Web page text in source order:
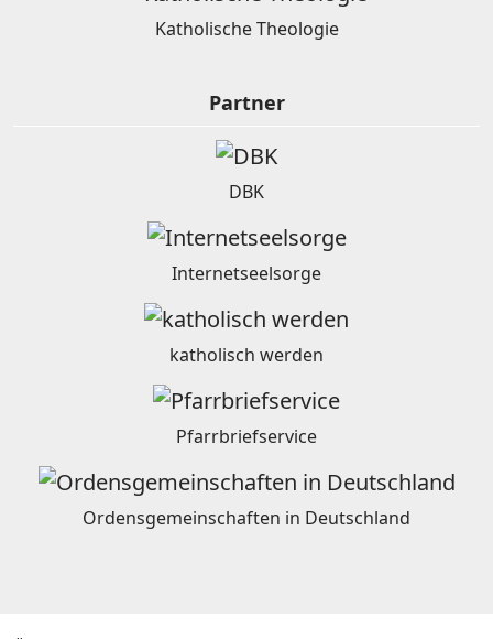
Katholische Theologie
Partner
DBK
Internetseelsorge
katholisch werden
Pfarrbriefservice
Ordensgemeinschaften in Deutschland